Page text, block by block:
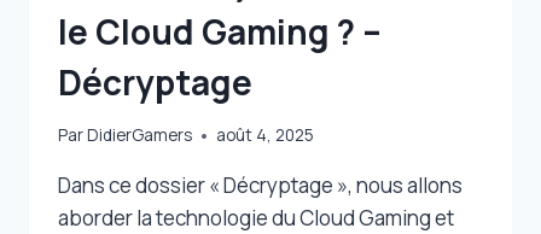
le Cloud Gaming ? –
Décryptage
ParDidierGamers août 4, 2025
Dans ce dossier « Décryptage », nous allons
aborder la technologie du Cloud Gaming et